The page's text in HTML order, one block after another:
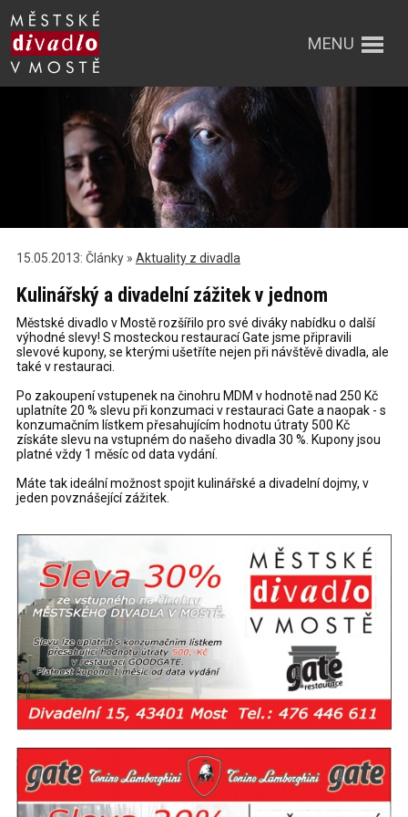
MENU
15.05.2013: Články » Aktuality z divadla
Kulinářský a divadelní zážitek v jednom
Městské divadlo v Mostě rozšířilo pro své diváky nabídku o další
výhodné slevy! S mosteckou restaurací Gate jsme připravili
slevové kupony, se kterými ušetříte nejen při návštěvě divadla, ale
také v restauraci.
Po zakoupení vstupenek na činohru MDM v hodnotě nad 250 Kč
uplatníte 20 % slevu při konzumaci v restauraci Gate a naopak - s
konzumačním lístkem přesahujícím hodnotu útraty 500 Kč
získáte slevu na vstupném do našeho divadla 30 %. Kupony jsou
platné vždy 1 měsíc od data vydání.
Máte tak ideální možnost spojit kulinářské a divadelní dojmy, v
jeden povznášející zážitek.